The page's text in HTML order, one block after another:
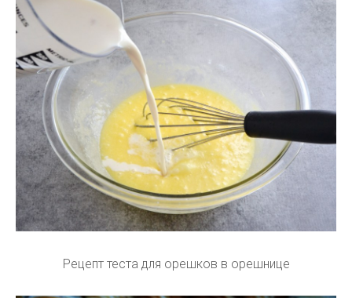
Рецепт теста для орешков в орешнице